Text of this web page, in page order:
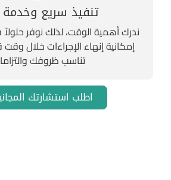
تنفيذ سريع وخدمة
ندرك أهمية الوقت، لذلك نوفر
إمكانية إنهاء الإجراءات خلال
تناسب ظروفك
اطلب استشارتك